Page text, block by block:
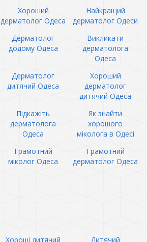
Хороший
дерматолог Одеса
Найкращий
дерматолог Одеси
Дерматолог
додому Одеса
Викликати
дерматолога
Одеса
Дерматолог
дитячий Одеса
Хороший
дерматолог
дитячий Одеса
Підкажіть
дерматолога
Одеса
Як знайти
хорошого
міколога в Одесі
Грамотний
міколог Одеса
Грамотний
дерматолог Одеса
Хороші дитячий
Дитячий